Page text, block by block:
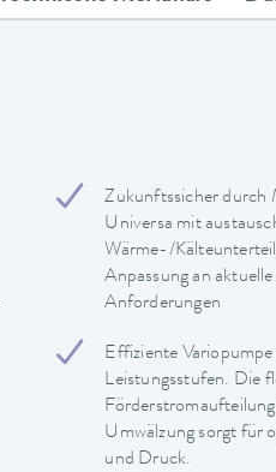
Zukunftssicher
Universa mit
Wärme-/
Anpassung an
Anforderungen
Effiziente
Leistungsstufen. Die
Umwälzung sorgt für
und Druck.